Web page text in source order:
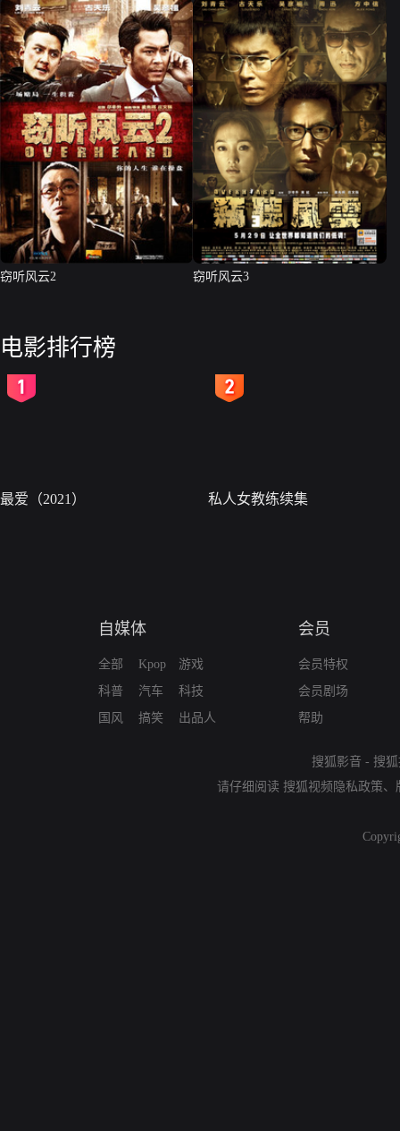
窃听风云2 窃听风云3
电影排行榜
最爱（2021） 私人女教练续集
自媒体
全部
科普
国风
Kpop
汽车
搞笑
游戏
科技
出品人
会员
会员特权
会员剧场
帮助
搜狐影音 - 搜
请仔细阅读 搜狐视频隐私政策、